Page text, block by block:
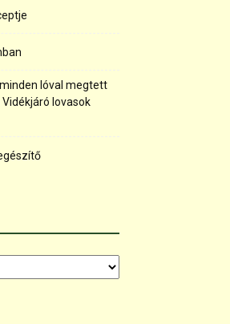
lóval megtett
lovasok